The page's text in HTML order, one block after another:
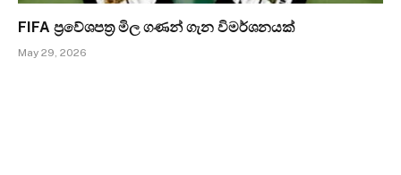
FIFA ප්‍රවේශපත්‍ර මිල ගණන් ගැන විමර්ශනයක්
May 29, 2026